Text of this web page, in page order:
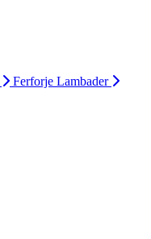
Ferforje Lambader